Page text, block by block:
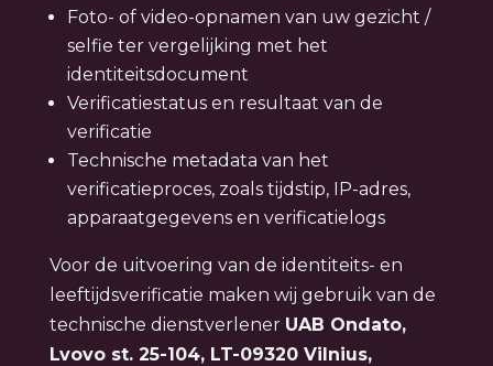
Foto- of video-opnamen van uw gezicht /
selfie ter vergelijking met het
identiteitsdocument
Verificatiestatus en resultaat van de
verificatie
Technische metadata van het
verificatieproces, zoals tijdstip, IP-adres,
apparaatgegevens en verificatielogs
Voor de uitvoering van de identiteits- en
leeftijdsverificatie maken wij gebruik van de
technische dienstverlener UAB Ondato,
Lvovo st. 25-104, LT-09320 Vilnius,